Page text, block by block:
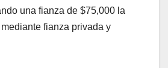
una fianza de $75,000 la
fianza privada y